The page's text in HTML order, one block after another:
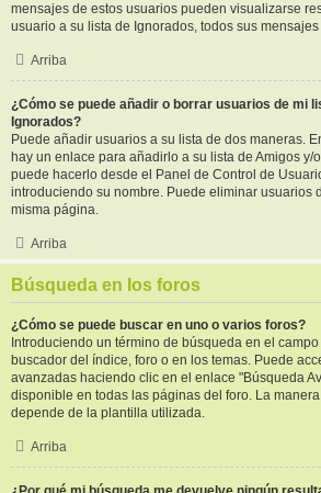
mensajes de estos usuarios pueden visualizarse
usuario a su lista de Ignorados, todos sus
Arriba
¿Cómo se puede añadir o borrar usuarios de mi
Ignorados?
Puede añadir usuarios a su lista de dos maneras.
hay un enlace para añadirlo a su lista de Amigos y/
puede hacerlo desde el Panel de Control de
introduciendo su nombre. Puede eliminar usuarios
misma página.
Arriba
Búsqueda en los foros
¿Cómo se puede buscar en uno o varios foros?
Introduciendo un término de búsqueda en el
buscador del índice, foro o en los temas. Puede
avanzadas haciendo clic en el enlace "Búsqueda
disponible en todas las páginas del foro. La
depende de la plantilla utilizada.
Arriba